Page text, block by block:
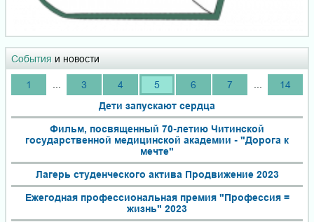
События и новости
1 3 4 5 6 7
14
Дети запускают сердца
Фильм, посвященный 70-летию Читинской
государственной медицинской академии - "Дорога к
мечте"
Лагерь студенческого актива Продвижение 2023
Ежегодная профессиональная премия "Профессия =
жизнь" 2023